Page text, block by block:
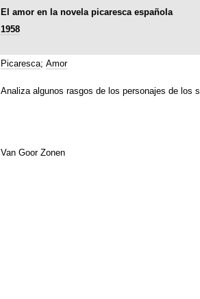
El amor en la novela picaresca española
1958
Picaresca; Amor
Analiza algunos rasgos de los personajes de los
Van Goor Zonen